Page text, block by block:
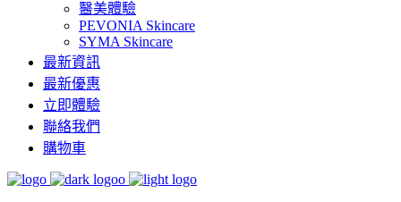
醫美體驗
PEVONIA Skincare
SYMA Skincare
最新資訊
最新優惠
立即體驗
聯絡我們
購物車